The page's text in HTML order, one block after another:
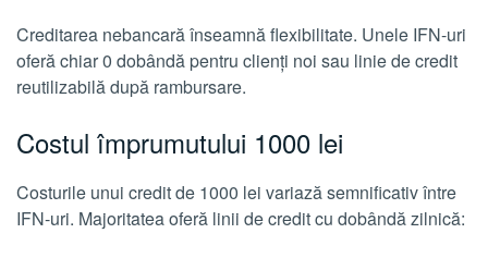
Creditarea nebancară înseamnă flexibilitate. Unele IFN-uri
oferă chiar 0 dobândă pentru clienți noi sau linie de credit
reutilizabilă după rambursare.
Costul împrumutului 1000 lei
Costurile unui credit de 1000 lei variază semnificativ între
IFN-uri. Majoritatea oferă linii de credit cu dobândă zilnică: